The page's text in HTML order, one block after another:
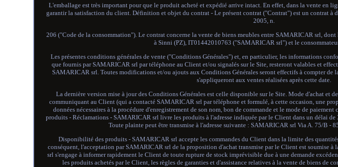
L'emballage est très important pour que le produit acheté et expédié arrive intact. En effet, dans la vente en
garantir la satisfaction du client. Définition et objet du contrat - Le présent contrat ("Contrat") est un contrat à
2005, n.
206 ("Code de la consommation"). Le contrat concerne la vente de biens meubles entre SAMARICAR srl,
à Sinni (PZ), IT01442010763 ("SAMARICAR srl") et le
Les présentes conditions générales de vente ("Conditions Générales") et, en particulier, les informations
que fournis par SAMARICAR srl par téléphone au Client et/ou signalés sur le Site, resteront valables et
SAMARICAR srl. Toutes modifications et/ou ajouts aux Conditions Générales seront effectifs à compter de
s'appliqueront aux ventes réalisées après cette date.
La dernière version mise à jour des Conditions Générales est celle disponible sur le Site. Mode d'achat et
communiquant au Client (qui a contacté SAMARICAR srl par téléphone et formulé, à cette occasion, une
données nécessaires à la procédure d'enregistrement de son nom, bon de commande et le mode de
produits - Réclamations - SAMARICAR srl livre les produits à l'adresse indiquée par le Client dans un délai
Toute plainte peut être transmise à l'adresse suivante : SAMARICAR srl Via A. 75/B -
Disponibilité des produits - SAMARICAR srl accepte les commandes du Client dans la limite des
conséquent, l'acceptation par SAMARICAR srl de la proposition d'achat transmise par le Client est soumise
srl s'engage à informer rapidement le Client de toute rupture de stock imprévisible due à une demande
les produits achetés par le Client, les règles de garanties et d'assistance relatives à la vente de biens de